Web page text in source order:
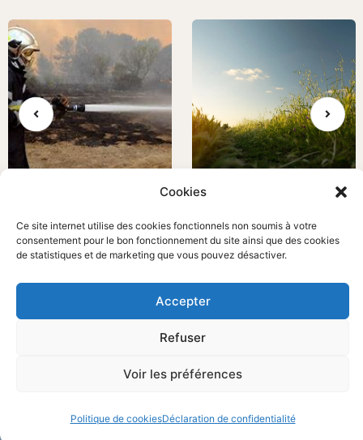
Cookies
Ce site internet utilise des cookies fonctionnels non soumis à votre
consentement pour le bon fonctionnement du site ainsi que des cookies
de statistiques et de marketing que vous pouvez désactiver.
Accepter
Refuser
Voir les préférences
Politique de cookiesDéclaration de confidentialité
POMPIERS
Actualités
DE DÉBROUSSAILLAGE
Actualités